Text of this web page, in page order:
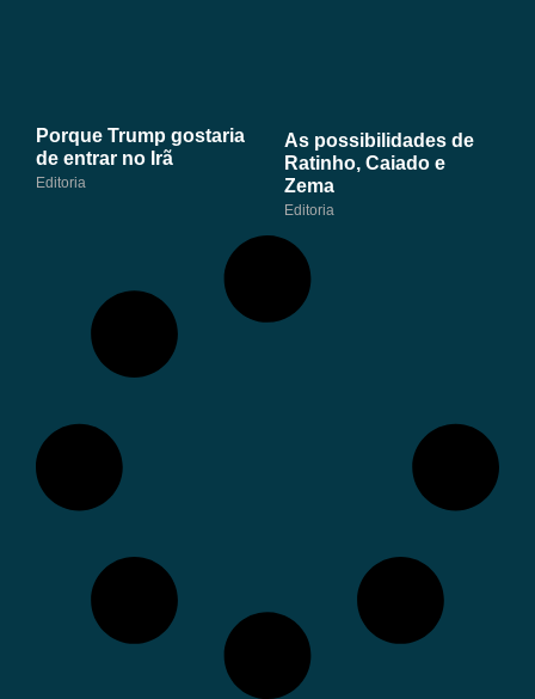
Porque Trump gostaria
de entrar no Irã
Editoria
As possibilidades de
Ratinho, Caiado e
Zema
Editoria